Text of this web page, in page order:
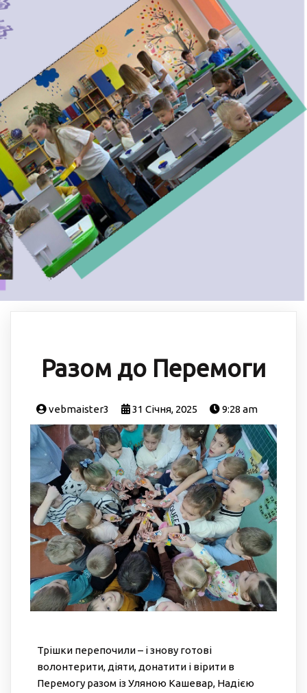
Разом до Перемоги
vebmaister3 31 Січня, 2025 9:28 am
Трішки перепочили – і знову готові
волонтерити, діяти, донатити і вірити в
Перемогу разом із Уляною Кашевар, Надією